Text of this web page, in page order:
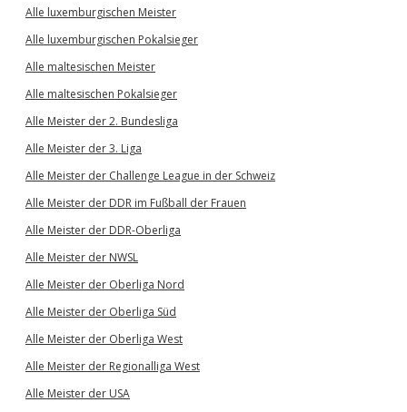
Alle luxemburgischen Meister
Alle luxemburgischen Pokalsieger
Alle maltesischen Meister
Alle maltesischen Pokalsieger
Alle Meister der 2. Bundesliga
Alle Meister der 3. Liga
Alle Meister der Challenge League in der Schweiz
Alle Meister der DDR im Fußball der Frauen
Alle Meister der DDR-Oberliga
Alle Meister der NWSL
Alle Meister der Oberliga Nord
Alle Meister der Oberliga Süd
Alle Meister der Oberliga West
Alle Meister der Regionalliga West
Alle Meister der USA